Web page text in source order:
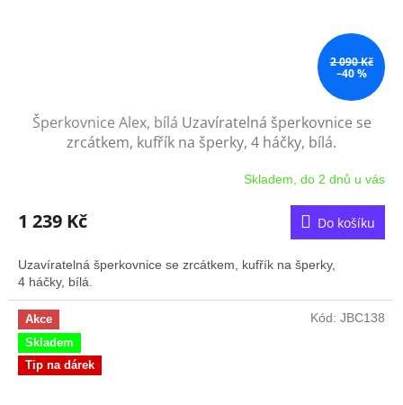
2 090 Kč
–40 %
Šperkovnice Alex, bílá Uzavíratelná šperkovnice se
zrcátkem, kufřík na šperky, 4 háčky, bílá.
produktu
je
z
5
hvězdiček.
Skladem, do 2 dnů u vás
1 239 Kč Do košíku
Uzavíratelná šperkovnice se zrcátkem, kufřík na šperky,
4 háčky, bílá.
Akce
Skladem
Tip na dárek
Kód: JBC138